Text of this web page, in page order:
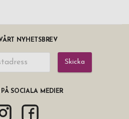
NYHETSBREV
Skicka
PÅ SOCIALA MEDIER